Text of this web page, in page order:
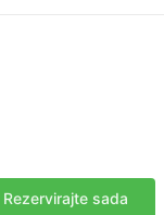
Rezervirajte sada